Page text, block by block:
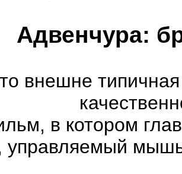
Адвенчура:
внешне
в котором
управляемый